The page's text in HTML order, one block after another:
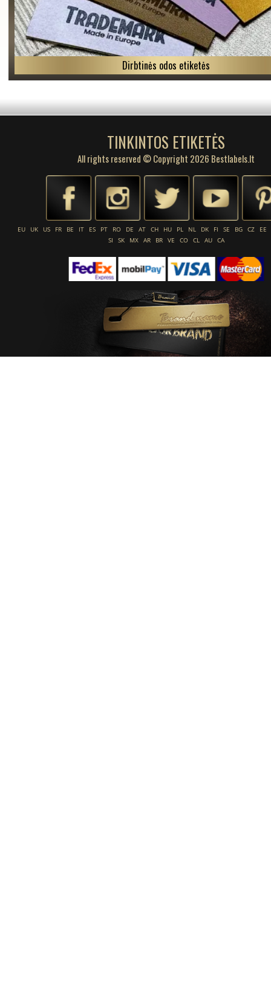
Dirbtinės odos etiketės
TINKINTOS ETIKETĖS
All rights reserved © Copyright 2026 Bestlabels.lt
EU UK US FR BE IT ES PT RO DE AT CH HU PL NL DK FI SE BG CZ
EE
SI
SK MX AR BR VE CO CL AU CA